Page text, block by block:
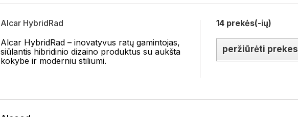
Alcar HybridRad
Alcar HybridRad – inovatyvus ratų gamintojas,
siūlantis hibridinio dizaino produktus su aukšta
kokybe ir moderniu stiliumi.
14 prekės(-ių)
peržiūrėti prekes